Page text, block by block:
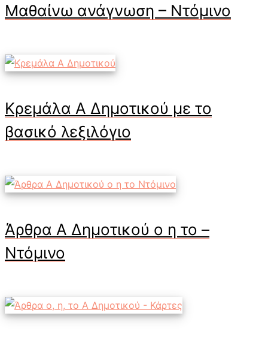
Μαθαίνω ανάγνωση – Ντόμινο
Κρεμάλα Α Δημοτικού με το
βασικό λεξιλόγιο
Άρθρα Α Δημοτικού ο η το –
Ντόμινο